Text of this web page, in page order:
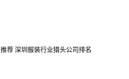
推荐 深圳服装行业猎头公司排名